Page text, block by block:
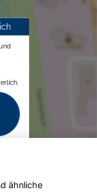
ähnliche